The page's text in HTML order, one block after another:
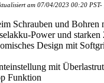
am 07/04/2023 00:20 PST-
Schrauben und Bohren
Power und starken
Design mit
mit
Funktion